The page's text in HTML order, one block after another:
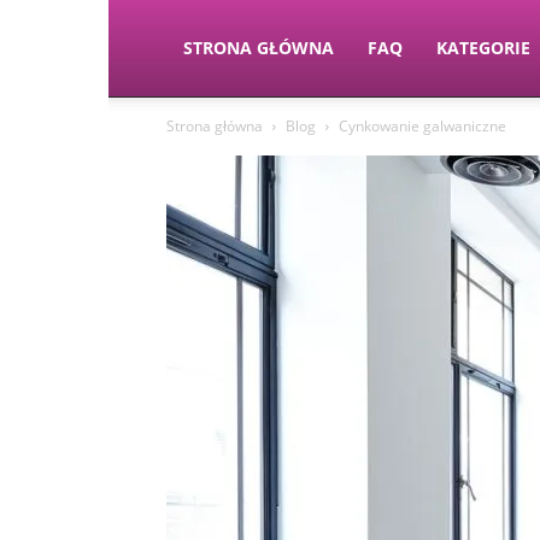
STRONA GŁÓWNA FAQ KATEGORIE
Strona główna Blog Cynkowanie galwaniczne